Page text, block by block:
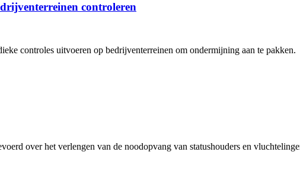
controleren
controles uitvoeren op bedrijventerreinen om ondermijning aan te pakken.
over het verlengen van de noodopvang van statushouders en